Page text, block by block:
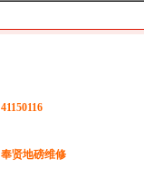
41150116
奉贤地磅维修